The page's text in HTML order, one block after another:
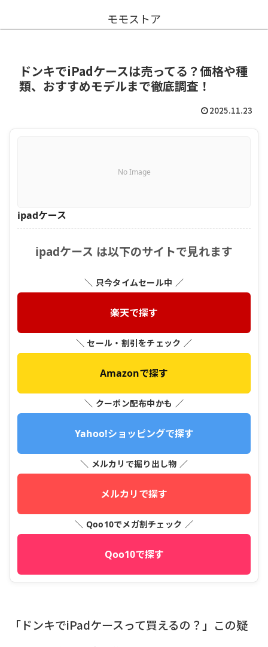
モモストア
ドンキでiPadケースは売ってる？価格や種
類、おすすめモデルまで徹底調査！
2025.11.23
No Image
ipadケース
ipadケース は以下のサイトで見れます
＼ 只今タイムセール中 ／
楽天で探す
＼ セール・割引をチェック ／
Amazonで探す
＼ クーポン配布中かも ／
Yahoo!ショッピングで探す
＼ メルカリで掘り出し物 ／
メルカリで探す
＼ Qoo10でメガ割チェック ／
Qoo10で探す
「ドンキでiPadケースって買えるの？」この疑